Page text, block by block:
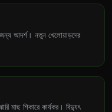
আদর্শ। নতুন খেলোয়াড়দের
মাছ শিকারে কার্যকর। বিদ্যুৎ